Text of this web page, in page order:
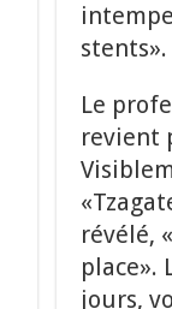
stents».
Le
revient
révélé,
place».
jours,